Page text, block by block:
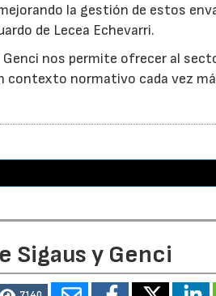
la gestión de estos
de Lecea Echevarri.
nos permite ofrecer al
contexto normativo cada vez
Sigaus y Genci